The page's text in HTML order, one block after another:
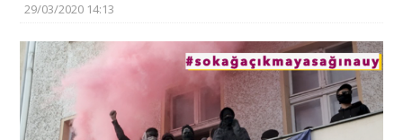
29/03/2020 14:13